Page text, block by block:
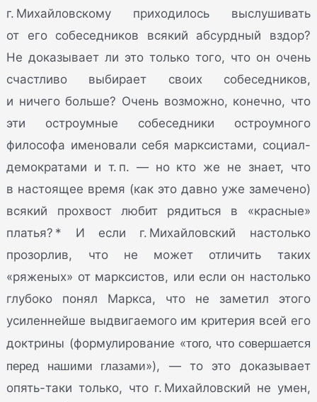
г. Михайловскому приходилось выслушивать
от его собеседников всякий абсурдный вздор?
Не доказывает ли это только того, что он очень
счастливо выбирает своих собеседников,
и ничего больше? Очень возможно, конечно, что
эти остроумные собеседники остроумного
философа именовали себя марксистами, социал-
демократами и т. п. — но кто же не знает, что
в настоящее время (как это давно уже замечено)
всякий прохвост любит рядиться в «красные»
платья? * И если г. Михайловский настолько
прозорлив, что не может отличить таких
«ряженых» от марксистов, или если он настолько
глубоко понял Маркса, что не заметил этого
усиленнейше выдвигаемого им критерия всей его
доктрины (формулирование «того, что совершается
перед нашими глазами»), — то это доказывает
опять-таки только, что г. Михайловский не умен,